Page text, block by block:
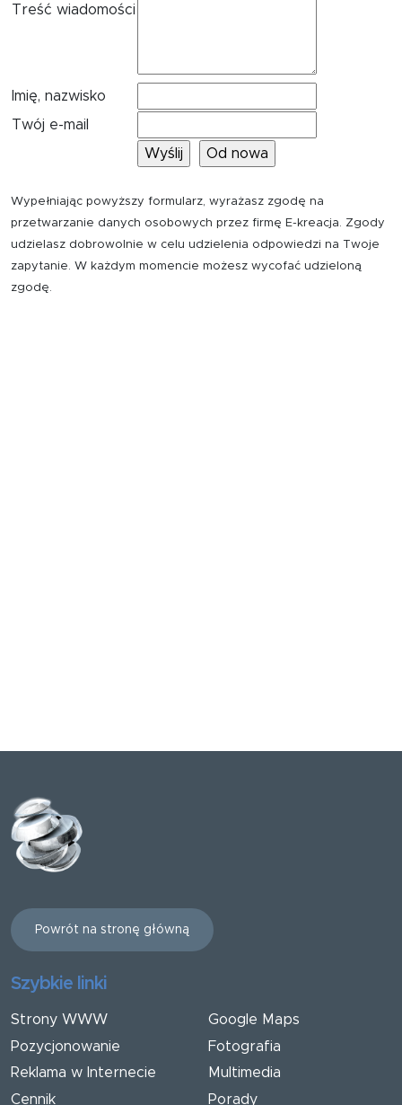
Treść wiadomości
Imię, nazwisko
Twój e-mail
Wypełniając powyższy formularz, wyrażasz zgodę na
przetwarzanie danych osobowych przez firmę E-kreacja. Zgody
udzielasz dobrowolnie w celu udzielenia odpowiedzi na Twoje
zapytanie. W każdym momencie możesz wycofać udzieloną
zgodę.
Powrót na stronę główną
Szybkie linki
Strony WWW
Pozycjonowanie
Reklama w Internecie
Cennik
Google Maps
Fotografia
Multimedia
Porady